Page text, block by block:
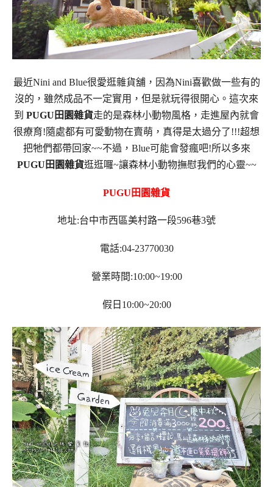
最近Nini and Blue很愛逛雜貨舖，因為Nini喜歡做一些有的
沒的，雖然成品不一定實用，但是就玩得很開心。這次來
到 PUGU田園雜貨走的是森林小動物風格，走進屋內就會
很療育!隨處都有可愛動物在賣萌，真得是太過分了!!!超想
把牠們都帶回家~~不過，Blue可能會發瘋吧!所以多來
PUGU田園雜貨逛逛囉~讓森林小動物撫慰我們的心靈~~
PUGU田園雜貨
地址:台中市西區美村路一段596巷3號
電話:04-23770030
營業時間:10:00~19:00
假日10:00~20:00